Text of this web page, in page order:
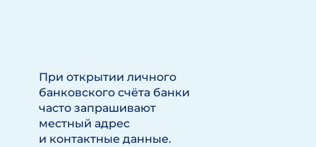
При открытии личного
банковского счёта банки
часто запрашивают
местный адрес
и контактные данные.